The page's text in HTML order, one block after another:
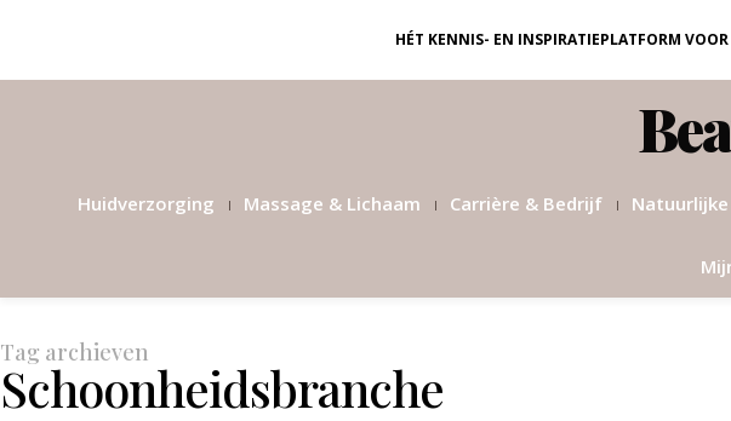
HÉT KENNIS- EN INSPIRATIEPLATFORM
Huidverzorging Massage & Lichaam Carrière & Bedrijf
Tag archieven
Schoonheidsbranche